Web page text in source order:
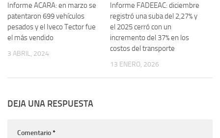
Informe ACARA: en marzo se
patentaron 699 vehículos
pesados y el Iveco Tector fue
el más vendido
3 ABRIL, 2024
Informe FADEEAC: diciembre
registró una suba del 2,27% y
el 2025 cerró con un
incremento del 37% en los
costos del transporte
13 ENERO, 2026
DEJA UNA RESPUESTA
Comentario*